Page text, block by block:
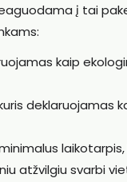
į tai
kaip
deklaruojamas
atžvilgiu svarbi